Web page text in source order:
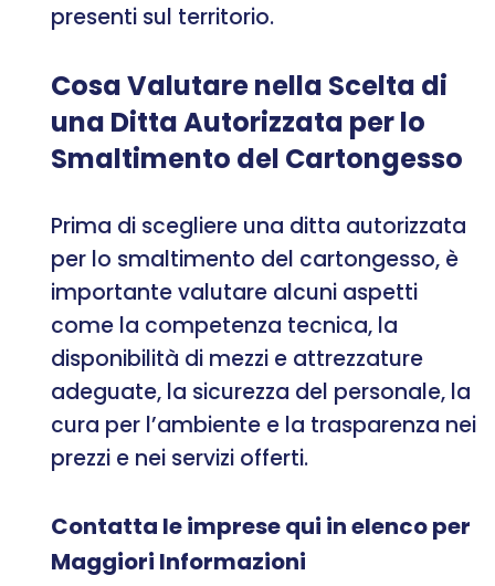
presenti sul territorio.
Cosa Valutare nella Scelta di
una Ditta Autorizzata per lo
Smaltimento del Cartongesso
Prima di scegliere una ditta autorizzata
per lo smaltimento del cartongesso, è
importante valutare alcuni aspetti
come la competenza tecnica, la
disponibilità di mezzi e attrezzature
adeguate, la sicurezza del personale, la
cura per l’ambiente e la trasparenza nei
prezzi e nei servizi offerti.
Contatta le imprese qui in elenco per
Maggiori Informazioni